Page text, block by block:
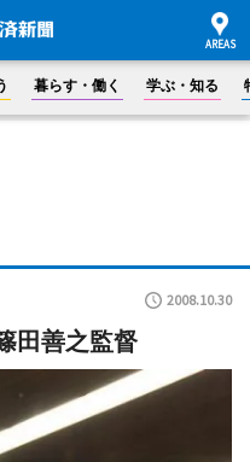
暮らす・働く 学ぶ・知る
2008.10.30
田善之監督